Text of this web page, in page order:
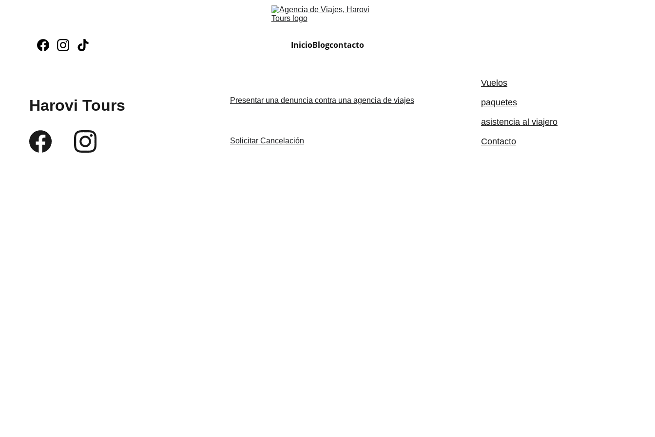
InicioBlogcontacto
Harovi Tours paquetes
Contacto
Vuelos
asistencia al viajero
Solicitar Cancelación
Presentar una denuncia contra una agencia de viajes